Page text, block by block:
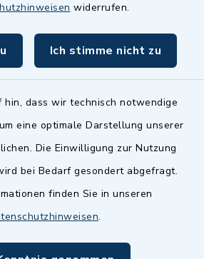
widerrufen.
Ich stimme nicht zu
dass wir technisch notwendige
eine optimale Darstellung unserer
Die Einwilligung zur Nutzung
bei Bedarf gesondert abgefragt.
finden Sie in unseren
.